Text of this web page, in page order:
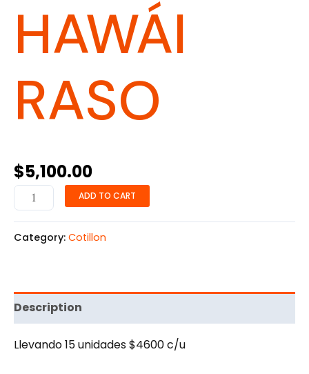
HAWÁI
RASO
$5,100.00
ADD TO CART
Category: Cotillon
Description
Llevando 15 unidades $4600 c/u